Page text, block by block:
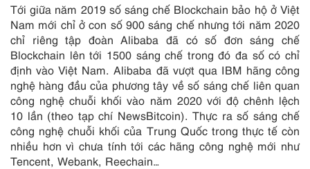
Tới giữa năm 2019 số sáng chế Blockchain bảo hộ ở Việt
Nam mới chỉ ở con số 900 sáng chế nhưng tới năm 2020
chỉ riêng tập đoàn Alibaba đã có số đơn sáng chế
Blockchain lên tới 1500 sáng chế trong đó đa số có chỉ
định vào Việt Nam. Alibaba đã vượt qua IBM hãng công
nghệ hàng đầu của phương tây về số sáng chế liên quan
công nghệ chuỗi khối vào năm 2020 với độ chênh lệch
10 lần (theo tạp chí NewsBitcoin). Thực ra số sáng chế
công nghệ chuỗi khối của Trung Quốc trong thực tế còn
nhiều hơn vì chưa tính tới các hãng công nghệ mới như
Tencent, Webank, Reechain…